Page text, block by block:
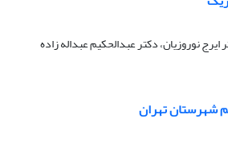
نوروزیان، دکتر عبدالحکیم عبداله زاده